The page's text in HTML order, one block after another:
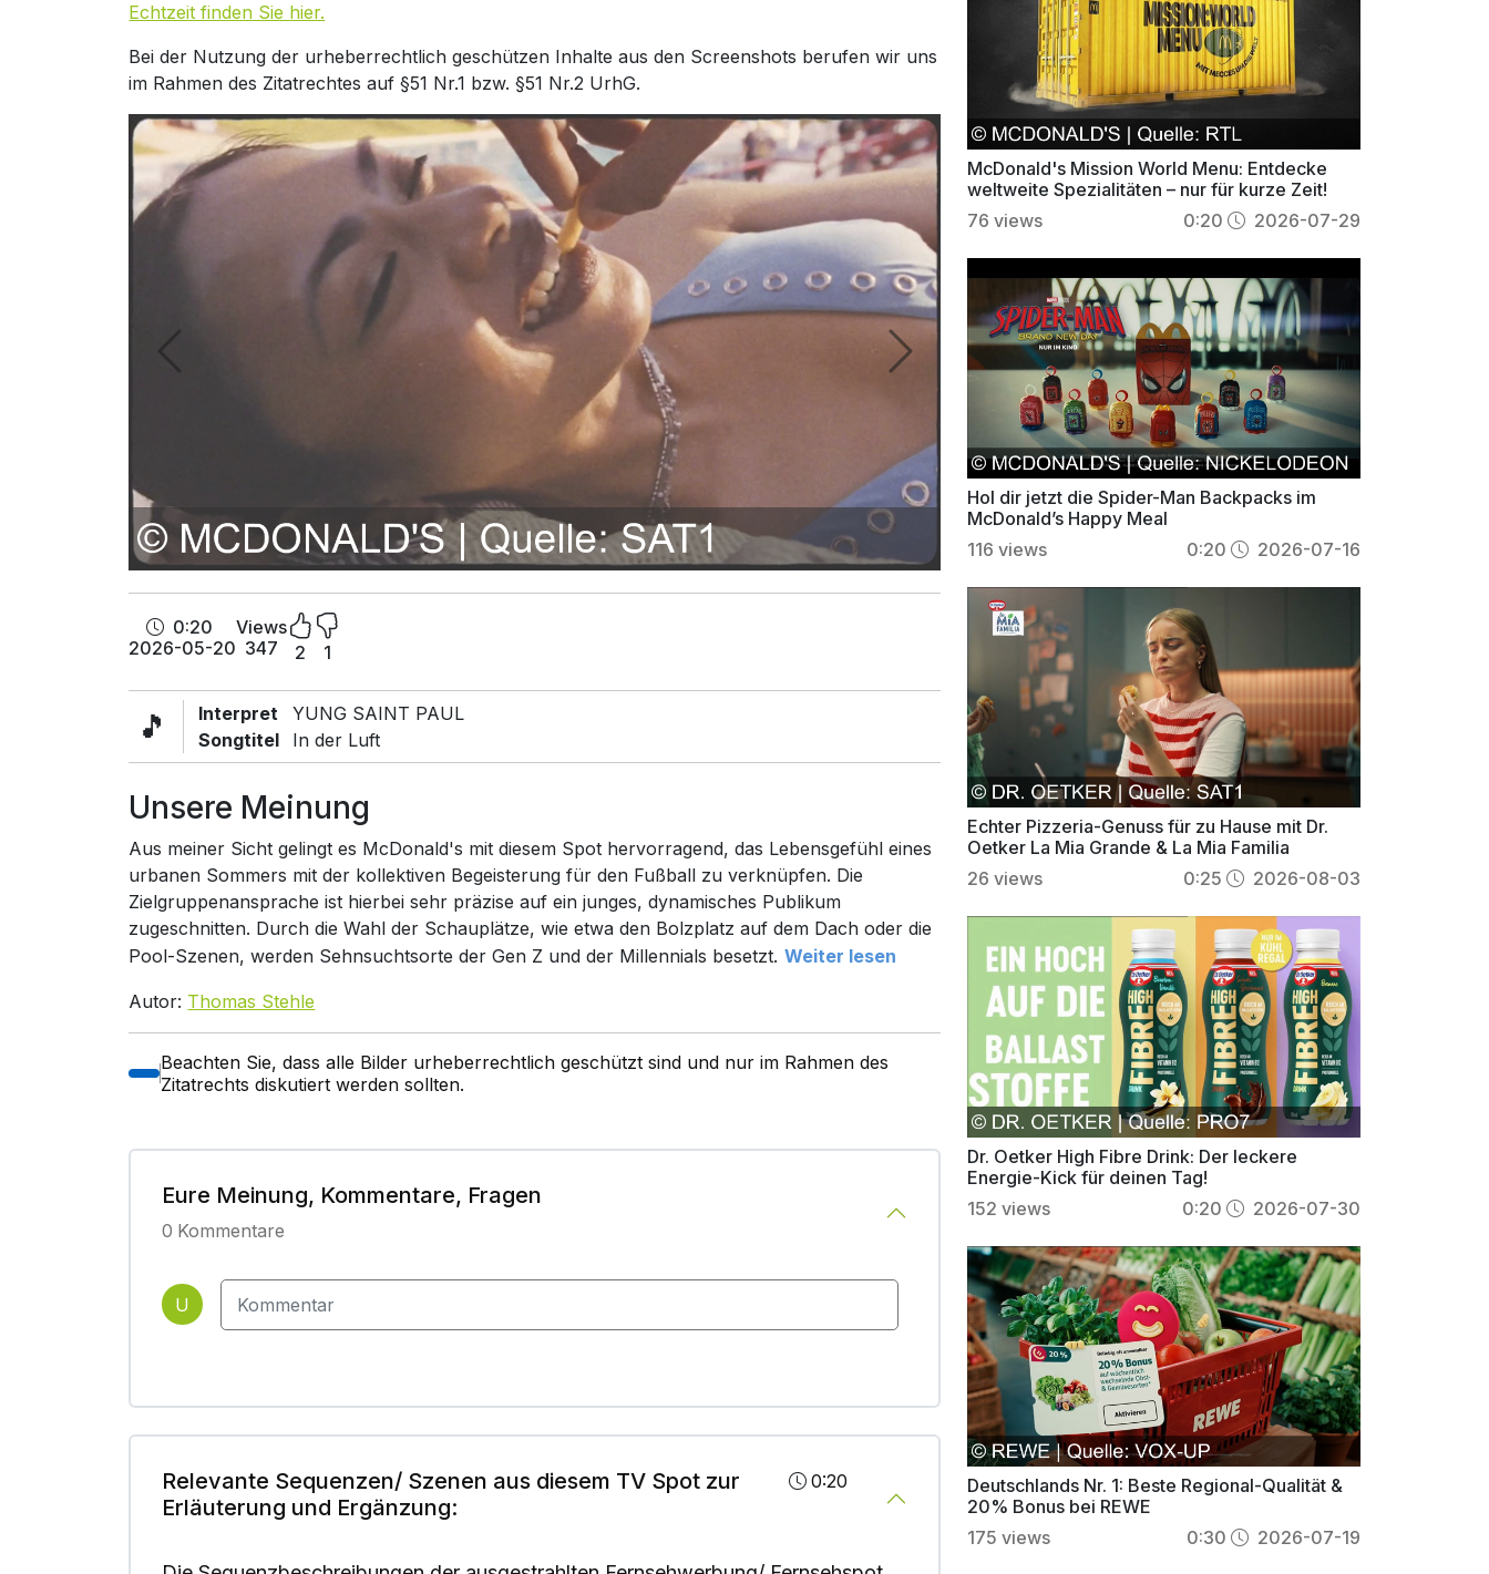
Echtzeit finden Sie hier.
Bei der Nutzung der urheberrechtlich geschützen Inhalte aus den Screenshots berufen wir uns
im Rahmen des Zitatrechtes auf §51 Nr.1 bzw. §51 Nr.2 UrhG.
. .
0:20
2026-05-20
Views
347
2 1
🎵
Interpret
Songtitel
YUNG SAINT PAUL
In der Luft
Unsere Meinung
Aus meiner Sicht gelingt es McDonald's mit diesem Spot hervorragend, das Lebensgefühl eines
urbanen Sommers mit der kollektiven Begeisterung für den Fußball zu verknüpfen. Die
Zielgruppenansprache ist hierbei sehr präzise auf ein junges, dynamisches Publikum
zugeschnitten. Durch die Wahl der Schauplätze, wie etwa den Bolzplatz auf dem Dach oder die
Pool-Szenen, werden Sehnsuchtsorte der Gen Z und der Millennials besetzt. Weiter lesen
Autor: Thomas Stehle
Beachten Sie, dass alle Bilder urheberrechtlich geschützt sind und nur im Rahmen des
Zitatrechts diskutiert werden sollten.
Eure Meinung, Kommentare, Fragen
0 Kommentare
U
Relevante Sequenzen/ Szenen aus diesem TV Spot zur
Erläuterung und Ergänzung:
0:20
McDonald's Mission World Menu: Entdecke
weltweite Spezialitäten – nur für kurze Zeit!
76 views 0:20 2026-07-29
Hol dir jetzt die Spider-Man Backpacks im
McDonald’s Happy Meal
116 views 0:20 2026-07-16
Echter Pizzeria-Genuss für zu Hause mit Dr.
Oetker La Mia Grande & La Mia Familia
26 views 0:25 2026-08-03
Dr. Oetker High Fibre Drink: Der leckere
Energie-Kick für deinen Tag!
152 views 0:20 2026-07-30
Deutschlands Nr. 1: Beste Regional-Qualität &
20% Bonus bei REWE
175 views 0:30 2026-07-19